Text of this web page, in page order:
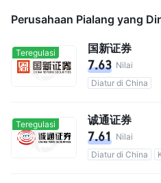
Perusahaan Pialang yang
Teregulasi 国新证券
7.63 Nilai
Diatur di China
Teregulasi 诚通证券
7.61 Nilai
Diatur di China